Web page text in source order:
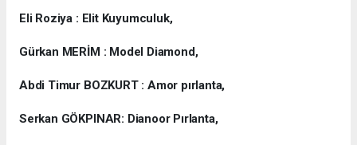
Eli Roziya : Elit Kuyumculuk,
Gürkan MERİM : Model Diamond,
Abdi Timur BOZKURT : Amor pırlanta,
Serkan GÖKPINAR: Dianoor Pırlanta,